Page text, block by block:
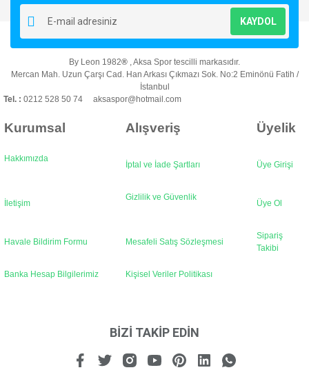
Ürün resmi kalitesiz, bozuk veya görüntülenemiyor.
Ürün açıklamasında eksik bilgiler bulunuyor.
Ürün bilgilerinde hatalar bulunuyor.
Ürün fiyatı diğer sitelerden daha pahalı.
Bu ürüne benzer farklı alternatifler olmalı.
KAYDOL
By Leon 1982® , Aksa Spor tescilli markasıdır.
Mercan Mah. Uzun Çarşı Cad. Han Arkası Çıkmazı Sok. No:2 Eminönü Fatih /
İstanbul
Tel. : 0212 528 50 74 aksaspor@hotmail.com
Kurumsal Alışveriş Üyelik
Hakkımızda
İptal ve İade Şartları Üye Girişi
İletişim
Gizlilik ve Güvenlik
Üye Ol
Havale Bildirim Formu Mesafeli Satış Sözleşmesi
Sipariş
Takibi
Banka Hesap Bilgilerimiz Kişisel Veriler Politikası
BİZİ TAKİP EDİN